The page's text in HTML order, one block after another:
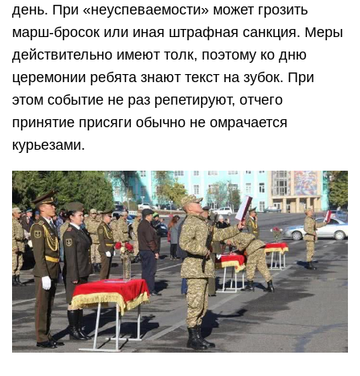
день. При «неуспеваемости» может грозить
марш-бросок или иная штрафная санкция. Меры
действительно имеют толк, поэтому ко дню
церемонии ребята знают текст на зубок. При
этом событие не раз репетируют, отчего
принятие присяги обычно не омрачается
курьезами.